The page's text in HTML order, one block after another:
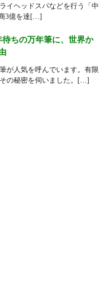
イヘッドスパなどを行う「中
3億を達[…]
ちの万年筆に、世界か
が人気を呼んでいます。有限
の秘密を伺いました。[…]